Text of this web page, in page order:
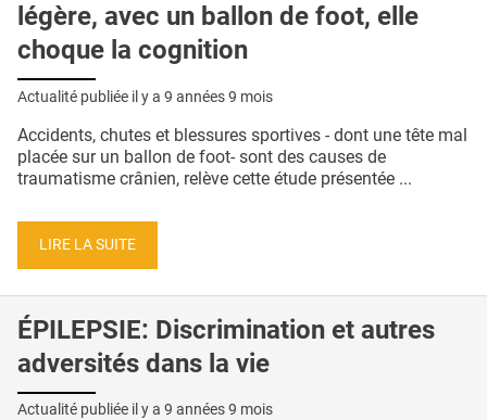
légère, avec un ballon de foot, elle
choque la cognition
Actualité publiée il y a 9 années 9 mois
Accidents, chutes et blessures sportives - dont une tête mal
placée sur un ballon de foot- sont des causes de
traumatisme crânien, relève cette étude présentée ...
LIRE LA SUITE
ÉPILEPSIE: Discrimination et autres
adversités dans la vie
Actualité publiée il y a 9 années 9 mois